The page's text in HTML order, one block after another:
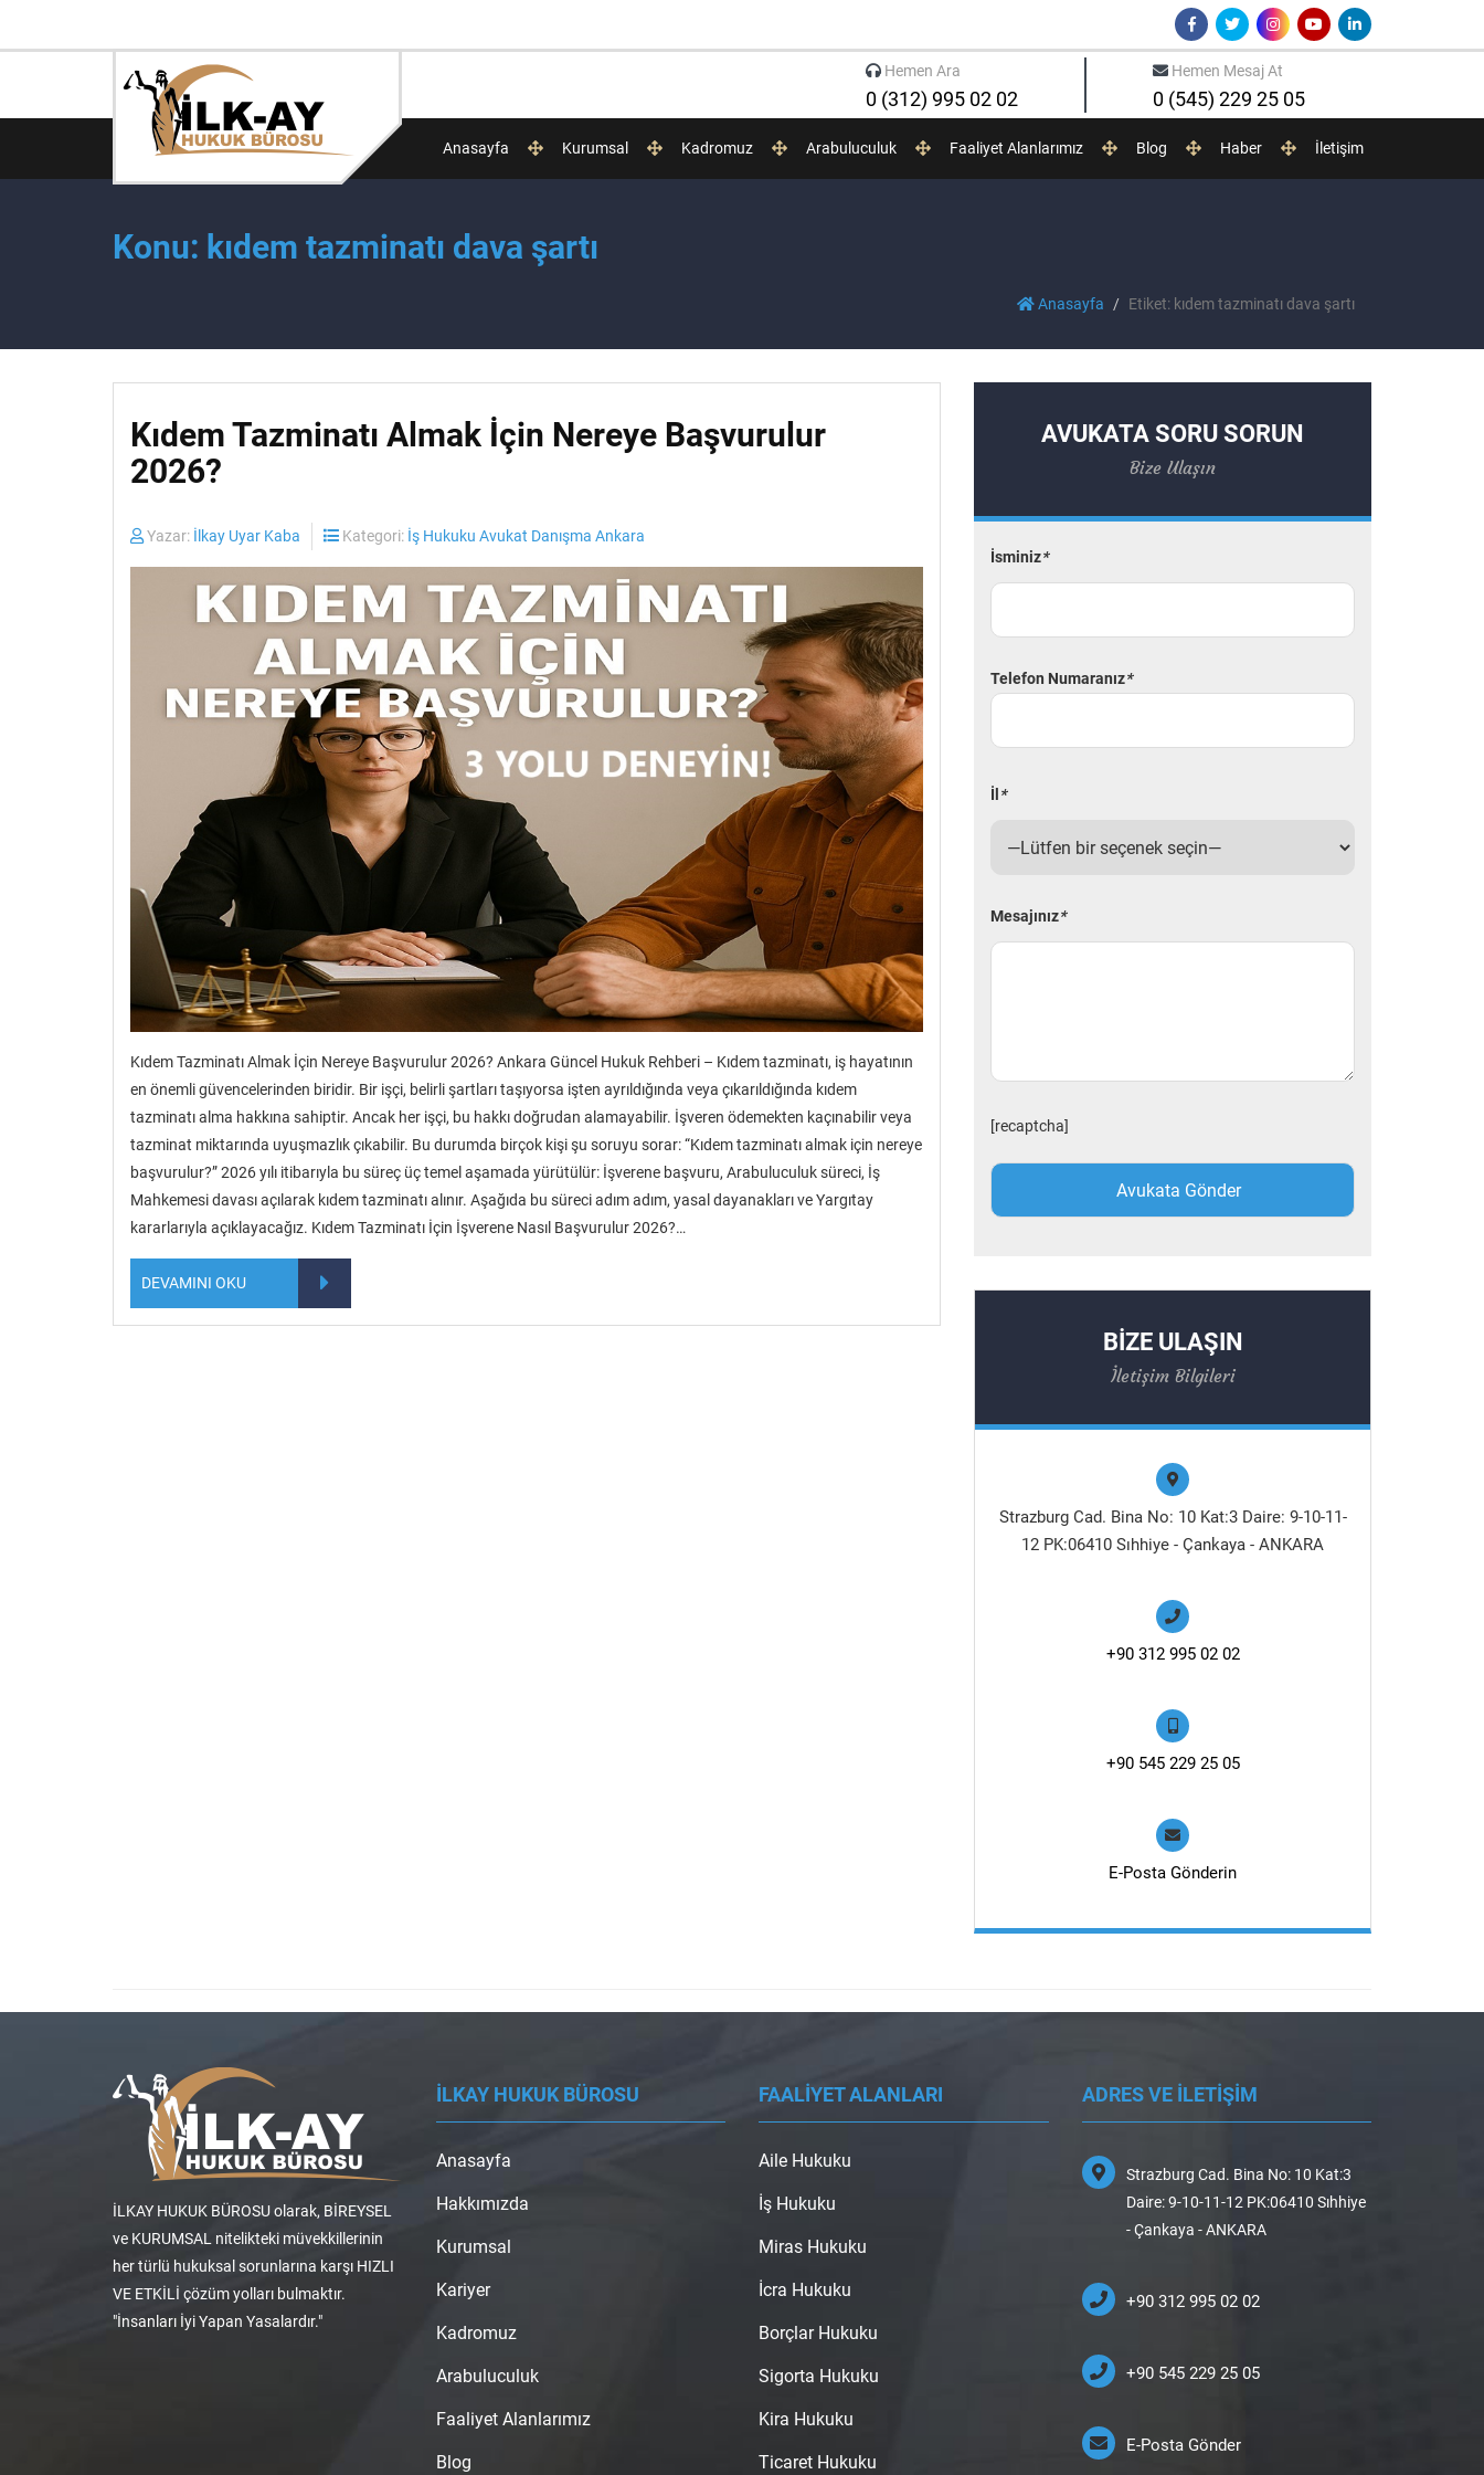
Hemen Ara
0 (312) 995 02 02
Hemen Mesaj At
0 (545) 229 25 05
Anasayfa Kurumsal Kadromuz Arabuluculuk Faaliyet Alanlarımız Blog Haber İletişim
Konu: kıdem tazminatı dava şartı
Anasayfa Etiket: kıdem tazminatı dava şartı
Kıdem Tazminatı Almak İçin Nereye Başvurulur
2026?
Yazar: İlkay Uyar Kaba Kategori: İş Hukuku Avukat Danışma Ankara
Kıdem Tazminatı Almak İçin Nereye Başvurulur 2026? Ankara Güncel Hukuk Rehberi – Kıdem tazminatı, iş hayatının
en önemli güvencelerinden biridir. Bir işçi, belirli şartları taşıyorsa işten ayrıldığında veya çıkarıldığında kıdem
tazminatı alma hakkına sahiptir. Ancak her işçi, bu hakkı doğrudan alamayabilir. İşveren ödemekten kaçınabilir veya
tazminat miktarında uyuşmazlık çıkabilir. Bu durumda birçok kişi şu soruyu sorar: “Kıdem tazminatı almak için nereye
başvurulur?” 2026 yılı itibarıyla bu süreç üç temel aşamada yürütülür: İşverene başvuru, Arabuluculuk süreci, İş
Mahkemesi davası açılarak kıdem tazminatı alınır. Aşağıda bu süreci adım adım, yasal dayanakları ve Yargıtay
kararlarıyla açıklayacağız. Kıdem Tazminatı İçin İşverene Nasıl Başvurulur 2026?…
DEVAMINI OKU
AVUKATA SORU SORUN
Bize Ulaşın
İsminiz*
Telefon Numaranız*
İl *
Mesajınız*
[recaptcha]
BİZE ULAŞIN
İletişim Bilgileri
Strazburg Cad. Bina No: 10 Kat:3 Daire: 9-10-11-
12 PK:06410 Sıhhiye - Çankaya - ANKARA
+90 312 995 02 02
+90 545 229 25 05
E-Posta Gönderin
İLKAY HUKUK BÜROSU olarak, BİREYSEL
ve KURUMSAL nitelikteki müvekkillerinin
her türlü hukuksal sorunlarına karşı HIZLI
VE ETKİLİ çözüm yolları bulmaktır.
"İnsanları İyi Yapan Yasalardır."
İLKAY HUKUK BÜROSU
Anasayfa
Hakkımızda
Kurumsal
Kariyer
Kadromuz
Arabuluculuk
Faaliyet Alanlarımız
Blog
FAALİYET ALANLARI
Aile Hukuku
İş Hukuku
Miras Hukuku
İcra Hukuku
Borçlar Hukuku
Sigorta Hukuku
Kira Hukuku
Ticaret Hukuku
ADRES VE İLETİŞİM
Strazburg Cad. Bina No: 10 Kat:3
Daire: 9-10-11-12 PK:06410 Sıhhiye
- Çankaya - ANKARA
+90 312 995 02 02
+90 545 229 25 05
E-Posta Gönder